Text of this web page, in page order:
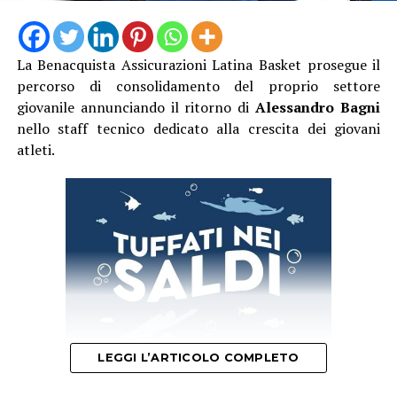
La Benacquista Assicurazioni Latina Basket prosegue il
percorso di consolidamento del proprio settore
giovanile annunciando il ritorno diAlessandro Bagni
nello staff tecnico dedicato alla crescita dei giovani
atleti.
LEGGI L’ARTICOLO COMPLETO